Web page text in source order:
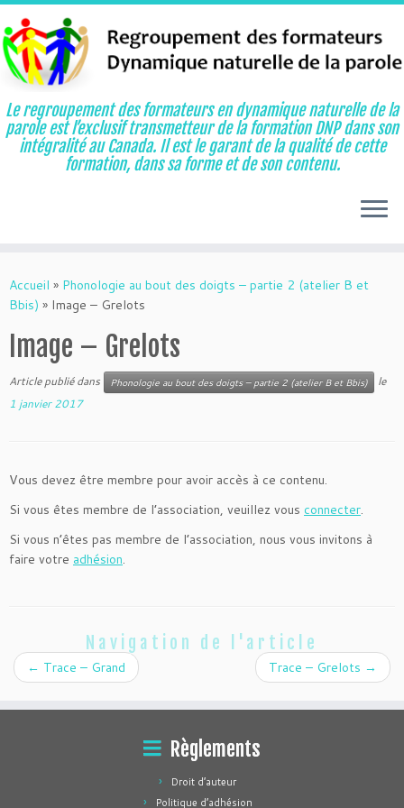
au
contenu
Le regroupement des formateurs en dynamique naturelle de la
parole est l’exclusif transmetteur de la formation DNP dans son
intégralité au Canada. Il est le garant de la qualité de cette
formation, dans sa forme et de son contenu.
Accueil » Phonologie au bout des doigts – partie 2 (atelier B et
Bbis) » Image – Grelots
Image – Grelots
Article publié dans Phonologie au bout des doigts – partie 2 (atelier B et Bbis)
le
1 janvier 2017
Vous devez être membre pour avoir accès à ce contenu.
Si vous êtes membre de l’association, veuillez vous connecter.
Si vous n’êtes pas membre de l’association, nous vous invitons à
faire votre adhésion.
Navigation de l'article
← Trace – Grand Trace – Grelots →
Règlements
Droit d’auteur
Politique d’adhésion